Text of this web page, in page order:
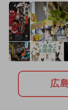
広